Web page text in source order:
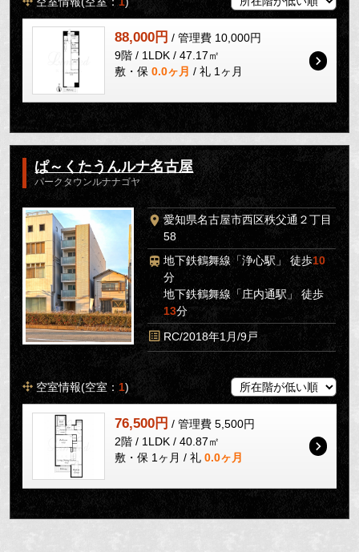
88,000円 / 管理費 10,000円
9階 / 1LDK / 47.17㎡
敷・保 0.0ヶ月 / 礼 1ヶ月
ぱ～くたうんルナ名古屋
パークタウンルナナゴヤ
愛知県名古屋市西区秩父通２丁目
58
地下鉄鶴舞線「浄心駅」 徒歩10
分
地下鉄鶴舞線「庄内通駅」 徒歩
13分
RC/2018年1月/9戸
空室情報(空室：1)
76,500円 / 管理費 5,500円
2階 / 1LDK / 40.87㎡
敷・保 1ヶ月 / 礼 0.0ヶ月